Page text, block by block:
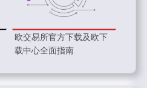
欧交易所官方下载及欧下
载中心全面指南